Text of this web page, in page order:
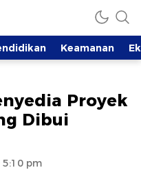
Keamanan
Proyek
Dibui
pm